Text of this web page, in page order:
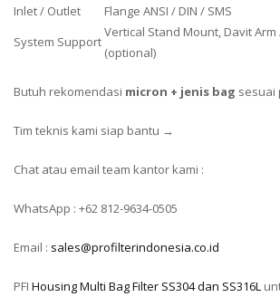
Inlet / Outlet
Flange ANSI / DIN / SMS
System Support
Vertical Stand Mount, Davit Arm
(optional)
Butuh rekomendasi micron + jenis bag sesuai
Tim teknis kami siap bantu →
Chat atau email team kantor kami :
WhatsApp : +62 812-9634-0505
Email : sales@profilterindonesia.co.id
PFI Housing Multi Bag Filter SS304 dan SS316L